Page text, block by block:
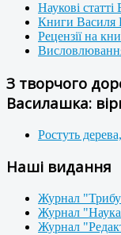
Наукові
Книги Василя
Рецензії на
З творчого
Василашка:
Ростуть
Наші видання
Журнал
Журнал "Наука
Журнал